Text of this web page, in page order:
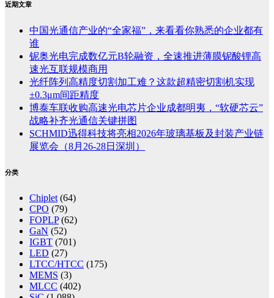
近期文章
中国光通信产业的“全家福”，来看看你熟悉的企业都有
谁
铌奥光电完成数亿元B轮融资，全速推进薄膜铌酸锂高
速光互联规模商用
光纤阵列高精度切割加工难？这款超精密切割机实现
±0.3μm间距精度
博泰车联收购高速光电芯片企业成都明夷，“软硬芯云”
战略补齐光通信关键拼图
SCHMID迅得科技将亮相2026年玻璃基板及封装产业链
展览会（8月26-28日深圳）
分类
Chiplet (64)
CPO (79)
FOPLP(62)
GaN (52)
IGBT (701)
LED (27)
LTCC/HTCC (175)
MEMS (3)
MLCC (402)